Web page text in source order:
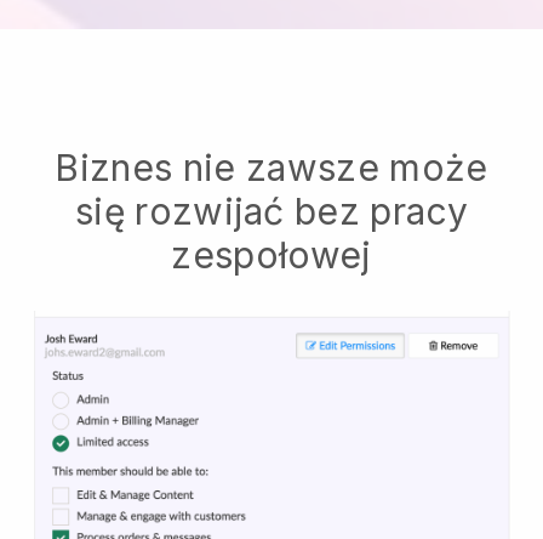
Biznes nie zawsze może
się rozwijać bez pracy
zespołowej